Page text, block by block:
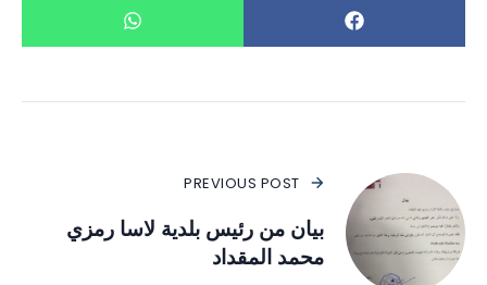
PREVIOUS POST
بيان من رئيس بلدية لاسا رمزي
محمد المقداد